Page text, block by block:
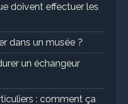
doivent effectuer les
dans un musée ?
un échangeur
: comment ça